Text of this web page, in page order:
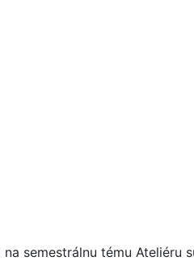
semestrálnu tému Ateliéru